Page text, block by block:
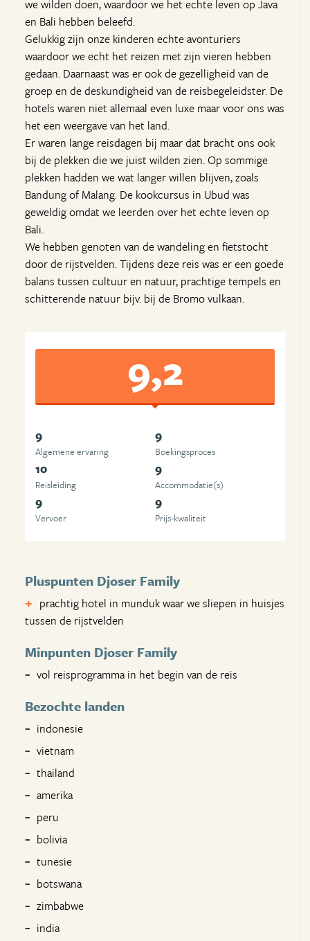
we wilden doen, waardoor we het echte leven op Java
en Bali hebben beleefd.
Gelukkig zijn onze kinderen echte avonturiers
waardoor we echt het reizen met zijn vieren hebben
gedaan. Daarnaast was er ook de gezelligheid van de
groep en de deskundigheid van de reisbegeleidster. De
hotels waren niet allemaal even luxe maar voor ons was
het een weergave van het land.
Er waren lange reisdagen bij maar dat bracht ons ook
bij de plekken die we juist wilden zien. Op sommige
plekken hadden we wat langer willen blijven, zoals
Bandung of Malang. De kookcursus in Ubud was
geweldig omdat we leerden over het echte leven op
Bali.
We hebben genoten van de wandeling en fietstocht
door de rijstvelden. Tijdens deze reis was er een goede
balans tussen cultuur en natuur, prachtige tempels en
schitterende natuur bijv. bij de Bromo vulkaan.
9,2
9
Algemene ervaring
9
Boekingsproces
10
Reisleiding
9
Accommodatie(s)
9
Vervoer
9
Prijs-kwaliteit
Pluspunten Djoser Family
prachtig hotel in munduk waar we sliepen in huisjes
tussen de rijstvelden
Minpunten Djoser Family
vol reisprogramma in het begin van de reis
Bezochte landen
indonesie
vietnam
thailand
amerika
peru
bolivia
tunesie
botswana
zimbabwe
india